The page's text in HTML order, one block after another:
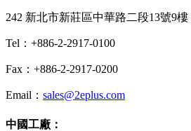
242 新北市新莊區中華路二段13號9樓
Tel：+886-2-2917-0100
Fax：+886-2-2917-0200
Email： sales@2eplus.com
中國工廠：